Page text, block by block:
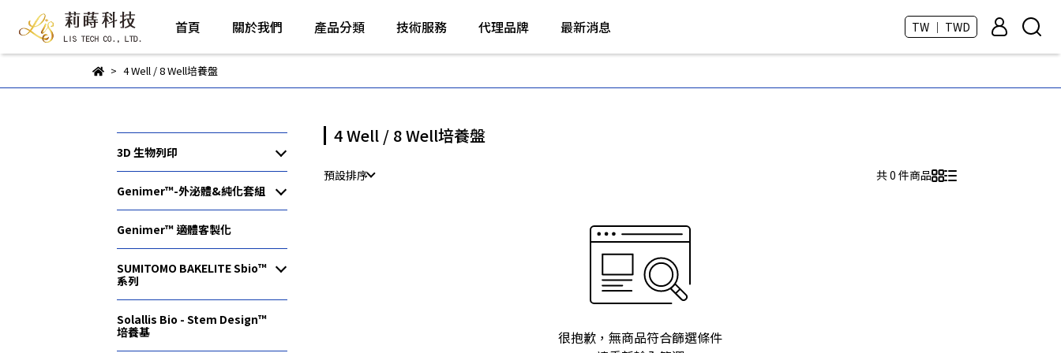
首頁 關於我們 產品分類 技術服務 代理品牌 最新消息 TW ｜ TWD
4 Well / 8 Well培養盤
3D 生物列印
Genimer™-外泌體&純化套組
Genimer™ 適體客製化
SUMITOMO BAKELITE Sbio™
系列
Solallis Bio - Stem Design™︎
培養基
4 Well / 8 Well培養盤
預設排序 共 0 件商品
很抱歉，無商品符合篩選條件